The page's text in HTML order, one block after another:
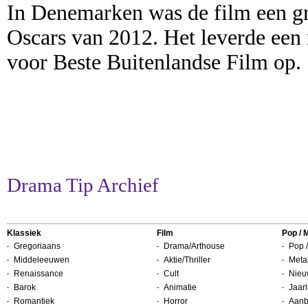
In Denemarken was de film een
Oscars van 2012. Het leverde
voor Beste Buitenlandse Film op.
Drama Tip Archief
Klassiek
Gregoriaans
Middeleeuwen
Renaissance
Barok
Romantiek
Film
Drama/Arthouse
Aktie/Thriller
Cult
Animatie
Horror
Pop /
Pop